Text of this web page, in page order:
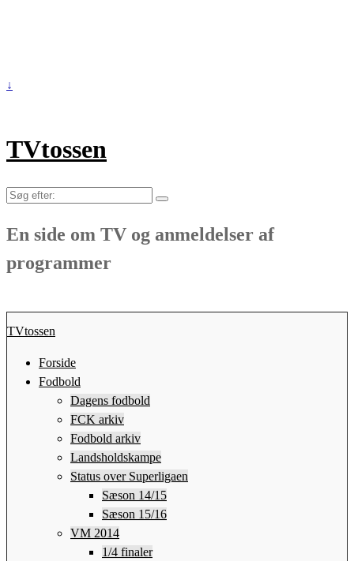
↓
TVtossen
Søg
En side om TV og anmeldelser af
programmer
TVtossen
Forside
Fodbold
Dagens fodbold
FCK arkiv
Fodbold arkiv
Landsholdskampe
Status over Superligaen
Sæson 14/15
Sæson 15/16
VM 2014
1/4 finaler